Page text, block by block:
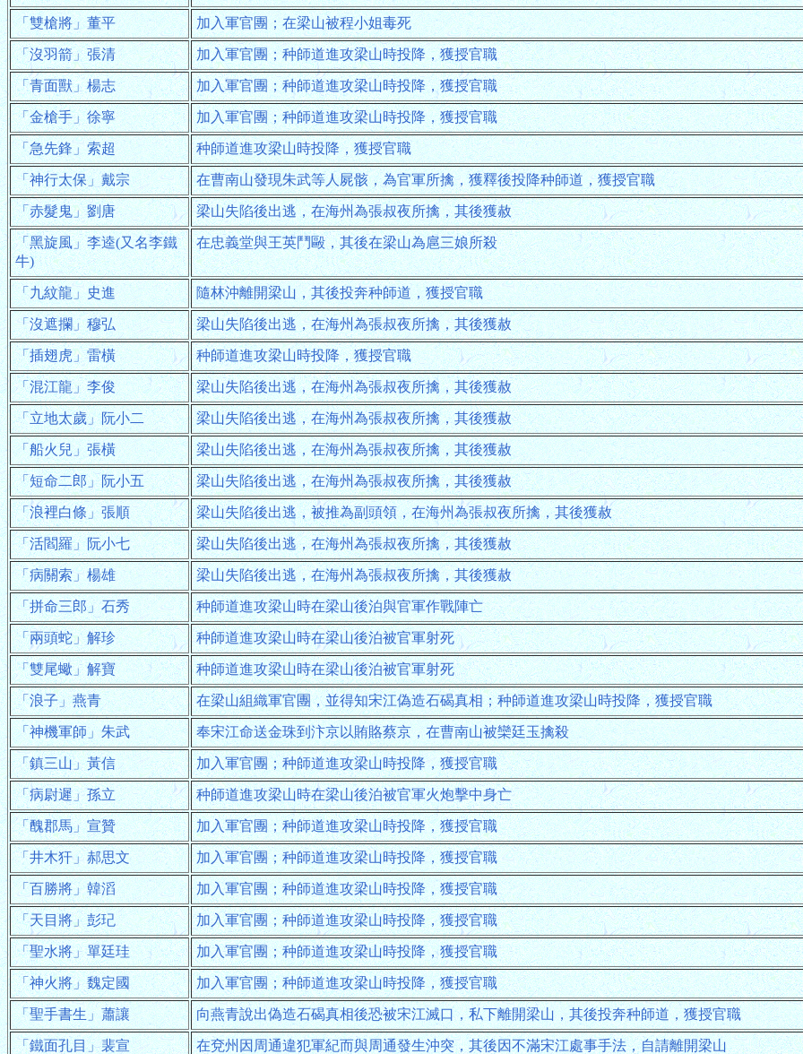
「雙槍將」董平 加入軍官團；在梁山被程小姐毒死
「沒羽箭」張清 加入軍官團；种師道進攻梁山時投降，獲授官職
「青面獸」楊志 加入軍官團；种師道進攻梁山時投降，獲授官職
「金槍手」徐寧 加入軍官團；种師道進攻梁山時投降，獲授官職
「急先鋒」索超 种師道進攻梁山時投降，獲授官職
「神行太保」戴宗 在曹南山發現朱武等人屍骸，為官軍所擒，獲釋後投降种師道，獲授官職
「赤髮鬼」劉唐 梁山失陷後出逃，在海州為張叔夜所擒，其後獲赦
「黑旋風」李逵(又名李鐵
牛)
在忠義堂與王英鬥毆，其後在梁山為扈三娘所殺
「九紋龍」史進 隨林沖離開梁山，其後投奔种師道，獲授官職
「沒遮攔」穆弘 梁山失陷後出逃，在海州為張叔夜所擒，其後獲赦
「插翅虎」雷橫 种師道進攻梁山時投降，獲授官職
「混江龍」李俊 梁山失陷後出逃，在海州為張叔夜所擒，其後獲赦
「立地太歲」阮小二 梁山失陷後出逃，在海州為張叔夜所擒，其後獲赦
「船火兒」張橫 梁山失陷後出逃，在海州為張叔夜所擒，其後獲赦
「短命二郎」阮小五 梁山失陷後出逃，在海州為張叔夜所擒，其後獲赦
「浪裡白條」張順 梁山失陷後出逃，被推為副頭領，在海州為張叔夜所擒，其後獲赦
「活閻羅」阮小七 梁山失陷後出逃，在海州為張叔夜所擒，其後獲赦
「病關索」楊雄 梁山失陷後出逃，在海州為張叔夜所擒，其後獲赦
「拼命三郎」石秀 种師道進攻梁山時在梁山後泊與官軍作戰陣亡
「兩頭蛇」解珍 种師道進攻梁山時在梁山後泊被官軍射死
「雙尾蠍」解寶 种師道進攻梁山時在梁山後泊被官軍射死
「浪子」燕青 在梁山組織軍官團，並得知宋江偽造石碣真相；种師道進攻梁山時投降，獲授官職
「神機軍師」朱武 奉宋江命送金珠到汴京以賄賂蔡京，在曹南山被欒廷玉擒殺
「鎮三山」黃信 加入軍官團；种師道進攻梁山時投降，獲授官職
「病尉遲」孫立 种師道進攻梁山時在梁山後泊被官軍火炮擊中身亡
「醜郡馬」宣贊 加入軍官團；种師道進攻梁山時投降，獲授官職
「井木犴」郝思文 加入軍官團；种師道進攻梁山時投降，獲授官職
「百勝將」韓滔 加入軍官團；种師道進攻梁山時投降，獲授官職
「天目將」彭玘 加入軍官團；种師道進攻梁山時投降，獲授官職
「聖水將」單廷珪 加入軍官團；种師道進攻梁山時投降，獲授官職
「神火將」魏定國 加入軍官團；种師道進攻梁山時投降，獲授官職
「聖手書生」蕭讓 向燕青說出偽造石碣真相後恐被宋江滅口，私下離開梁山，其後投奔种師道，獲授官職
「鐵面孔目」裴宣 在兗州因周通違犯軍紀而與周通發生沖突，其後因不滿宋江處事手法，自請離開梁山